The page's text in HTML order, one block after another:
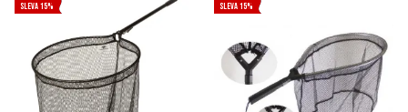
SLEVA 15% SLEVA 15%